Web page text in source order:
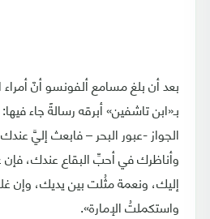
بعد أن بلغ مسامع ألفونسو أنّ
بـ«ابن تاشفين» أبرقه رسالةً جاء
الجواز -عبور البحر – فابعث إليَّ
وأناظرك في أحبِّ البقاع عندك،
إليك، ونعمة مثُلت بين يديك، وإن
واستكملتُ الإمارة».